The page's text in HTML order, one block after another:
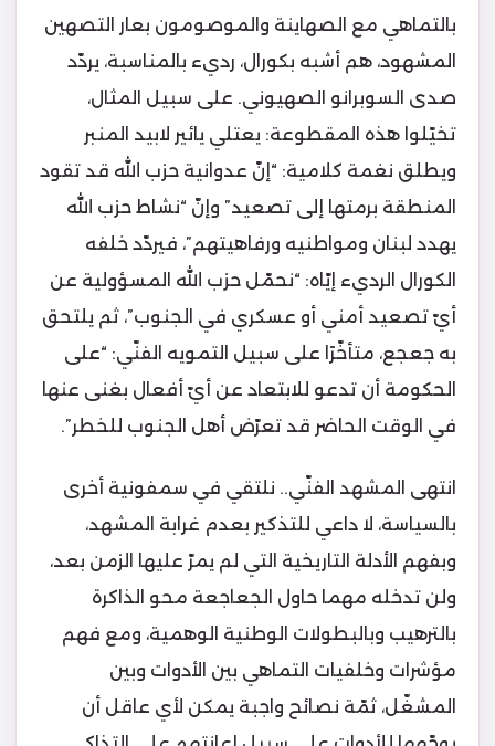
بالتماهي مع الصهاينة والموصومون بعار التصهين
المشهود، هم أشبه بكورال، رديء بالمناسبة، يردّد
صدى السوبرانو الصهيوني. على سبيل المثال،
تخيّلوا هذه المقطوعة: يعتلي يائير لابيد​ المنبر
ويطلق نغمة كلامية: “إنّ عدوانية حزب الله​ قد تقود
المنطقة برمتها إلى تصعيد” وإنّ “نشاط حزب الله
يهدد ​لبنان​ ومواطنيه ورفاهيتهم”، فيردّد خلفه
الكورال الرديء إيّاه: “نحمّل حزب الله المسؤولية عن
أيّ تصعيد أمني أو عسكري في الجنوب”، ثم يلتحق
به جعجع، متأخّرًا على سبيل التمويه الفنّي: “على
الحكومة أن تدعو للابتعاد عن أيّ أفعال بغنى عنها
في الوقت الحاضر قد تعرّض أهل الجنوب للخطر”.
انتهى المشهد الفنّي.. نلتقي في سمفونية أخرى
بالسياسة، لا داعي للتذكير بعدم غرابة المشهد،
وبفهم الأدلة التاريخية التي لم يمرّ عليها الزمن بعد،
ولن تدخله مهما حاول الجعاجعة محو الذاكرة
بالترهيب وبالبطولات الوطنية الوهمية، ومع فهم
مؤشرات وخلفيات التماهي بين الأدوات وبين
المشغّل، ثمّة نصائح واجبة يمكن لأي عاقل أن